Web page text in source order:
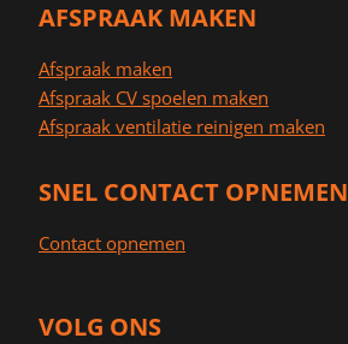
AFSPRAAK MAKEN
Afspraak maken
Afspraak CV spoelen maken
Afspraak ventilatie reinigen maken
SNEL CONTACT OPNEMEN
Contact opnemen
VOLG ONS